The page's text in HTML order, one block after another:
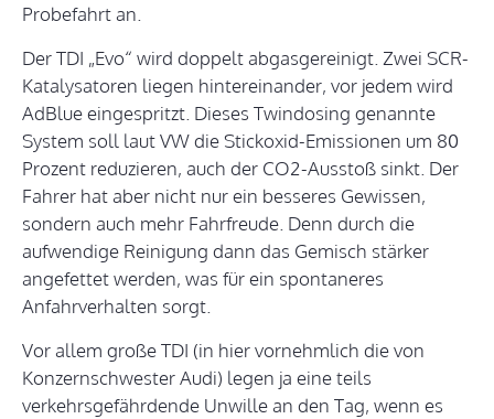
Probefahrt an.
Der TDI „Evo“ wird doppelt abgasgereinigt. Zwei SCR-
Katalysatoren liegen hintereinander, vor jedem wird
AdBlue eingespritzt. Dieses Twindosing genannte
System soll laut VW die Stickoxid-Emissionen um 80
Prozent reduzieren, auch der CO2-Ausstoß sinkt. Der
Fahrer hat aber nicht nur ein besseres Gewissen,
sondern auch mehr Fahrfreude. Denn durch die
aufwendige Reinigung dann das Gemisch stärker
angefettet werden, was für ein spontaneres
Anfahrverhalten sorgt.
Vor allem große TDI (in hier vornehmlich die von
Konzernschwester Audi) legen ja eine teils
verkehrsgefährdende Unwille an den Tag, wenn es